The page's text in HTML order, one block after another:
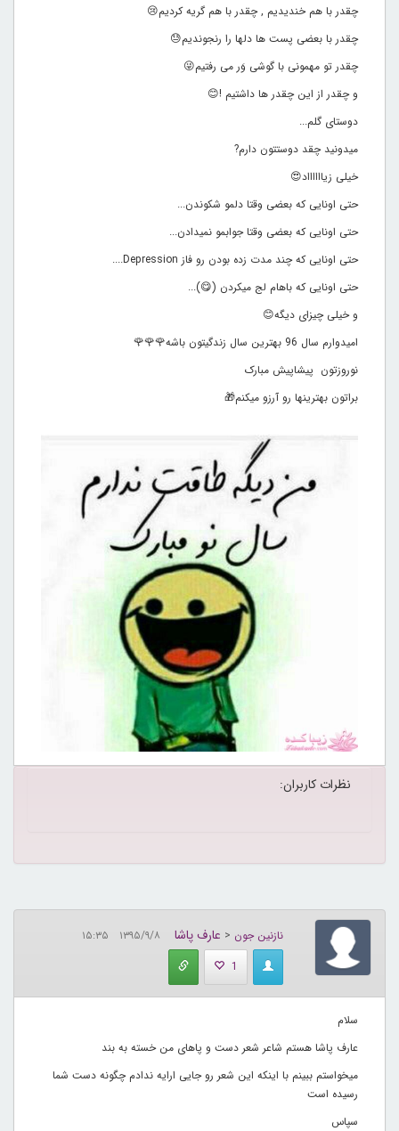
ﭼﻘﺪﺭ ﺑﺎ ﻫﻢ ﺧﻨﺪﯾﺪﯾﻢ , ﭼﻘﺪﺭ ﺑﺎ ﻫﻢ ﮔﺮﯾﻪ ﮐﺮﺩﯾﻢ😢
ﭼﻘﺪﺭ با بعضی پست ها دلها را رنجوندیم😓
ﭼﻘﺪﺭ ﺗﻮ ﻣﻬﻤﻮﻧﯽ با گوشی وَر می رفتیم😜
ﻭ ﭼﻘﺪﺭ ﺍﺯ ﺍﯾﻦ ﭼﻘﺪﺭ ﻫﺎ ﺩﺍﺷﺘﯿﻢ !😊
دوستای گلم...
میدونید چقد دوستتون دارم?
خیلی زیااااااد😍
حتی اونایی که بعضی وقتا دلمو شکوندن...
حتی اونایی که بعضی وقتا جوابمو نمیدادن...
حتی اونایی که چند مدت زده بودن رو فاز Depression....
حتی اونایی که باهام لج میکردن (😋)...
و خیلی چیزای دیگه😊
امیدوارم سال 96 بهترین سال زندگیتون باشه🌹🌹🌹
نوروزتون پیشاپیش مبارک
براتون بهترینها رو آرزو میکنم🎁
نظرات کاربران:
نازنین جون < عارف پاشا
۱۳۹۵/۹/۸ ۱۵:۳۵
1
سلام
عارف پاشا هستم شاعر شعر دست و پاهای من خسته به بند
میخواستم ببینم با اینکه این شعر رو جایی ارایه ندادم چگونه دست شما
رسیده است
سپاس